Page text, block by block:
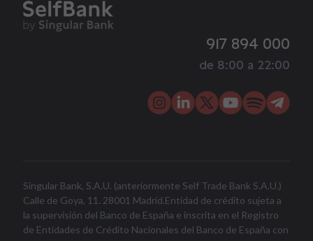
917 894 000
de 8:00 a 22:00
Singular Bank, S.A.U. (anteriormente Self Trade Bank S.A.U.)
Calle de Goya, 11. 28001 Madrid.Entidad de crédito sujeta a
la supervisión del Banco de España e inscrita en el Registro
de Entidades de Crédito Nacionales del Banco de España con